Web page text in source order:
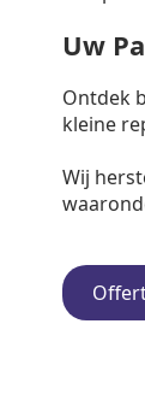
Uw
Ontdek
kleine
Wij